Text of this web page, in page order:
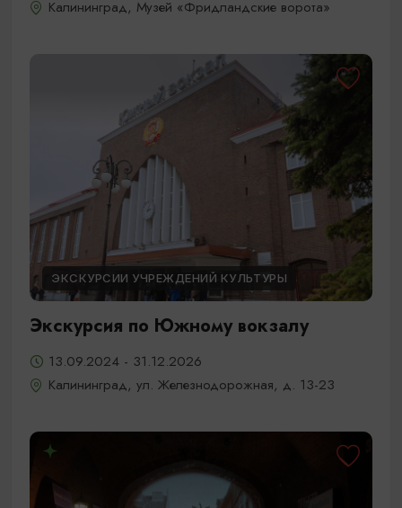
Калининград, Музей «Фридландские ворота»
ЭКСКУРСИИ УЧРЕЖДЕНИЙ КУЛЬТУРЫ
Экскурсия по Южному вокзалу
13.09.2024 - 31.12.2026
Калининград, ул. Железнодорожная, д. 13-23